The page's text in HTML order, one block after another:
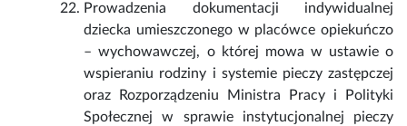
Prowadzenia dokumentacji indywidualnej
dziecka umieszczonego w placówce opiekuńczo
– wychowawczej, o której mowa w ustawie o
wspieraniu rodziny i systemie pieczy zastępczej
oraz Rozporządzeniu Ministra Pracy i Polityki
Społecznej w sprawie instytucjonalnej pieczy